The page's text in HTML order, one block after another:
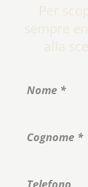
Per
sempre
alla